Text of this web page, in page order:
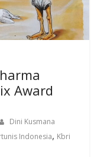
Award
Dini Kusmana
Indonesia, Kbri